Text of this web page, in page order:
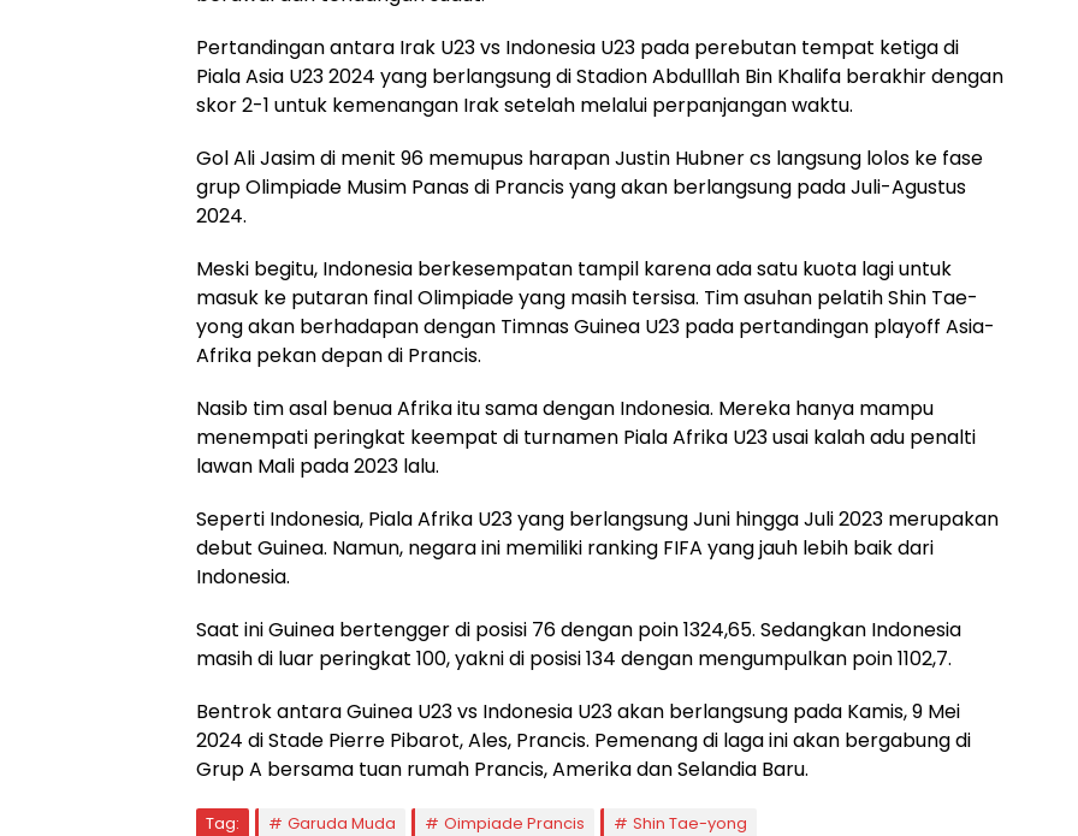
Pertandingan antara Irak U23 vs Indonesia U23 pada perebutan tempat ketiga di
Piala Asia U23 2024 yang berlangsung di Stadion Abdulllah Bin Khalifa berakhir dengan
skor 2-1 untuk kemenangan Irak setelah melalui perpanjangan waktu.
Gol Ali Jasim di menit 96 memupus harapan Justin Hubner cs langsung lolos ke fase
grup Olimpiade Musim Panas di Prancis yang akan berlangsung pada Juli-Agustus
2024.
Meski begitu, Indonesia berkesempatan tampil karena ada satu kuota lagi untuk
masuk ke putaran final Olimpiade yang masih tersisa. Tim asuhan pelatih Shin Tae-
yong akan berhadapan dengan Timnas Guinea U23 pada pertandingan playoff Asia-
Afrika pekan depan di Prancis.
Nasib tim asal benua Afrika itu sama dengan Indonesia. Mereka hanya mampu
menempati peringkat keempat di turnamen Piala Afrika U23 usai kalah adu penalti
lawan Mali pada 2023 lalu.
Seperti Indonesia, Piala Afrika U23 yang berlangsung Juni hingga Juli 2023 merupakan
debut Guinea. Namun, negara ini memiliki ranking FIFA yang jauh lebih baik dari
Indonesia.
Saat ini Guinea bertengger di posisi 76 dengan poin 1324,65. Sedangkan Indonesia
masih di luar peringkat 100, yakni di posisi 134 dengan mengumpulkan poin 1102,7.
Bentrok antara Guinea U23 vs Indonesia U23 akan berlangsung pada Kamis, 9 Mei
2024 di Stade Pierre Pibarot, Ales, Prancis. Pemenang di laga ini akan bergabung di
Grup A bersama tuan rumah Prancis, Amerika dan Selandia Baru.
Tag: Garuda Muda Oimpiade Prancis Shin Tae-yong